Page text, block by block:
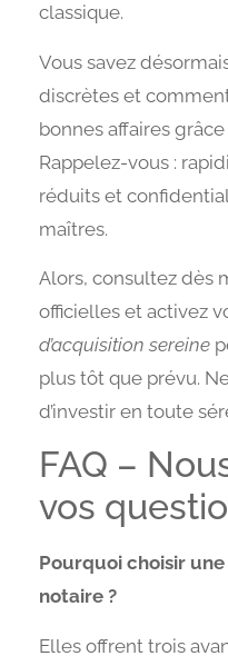
classique.
Vous savez
discrètes et
bonnes affaires grâce
Rappelez-vous :
réduits et
maîtres.
Alors, consultez dès
officielles et activez
d’acquisition sereine
plus tôt que prévu.
d’investir en toute
FAQ –
vos
Pourquoi choisir
notaire ?
Elles offrent trois